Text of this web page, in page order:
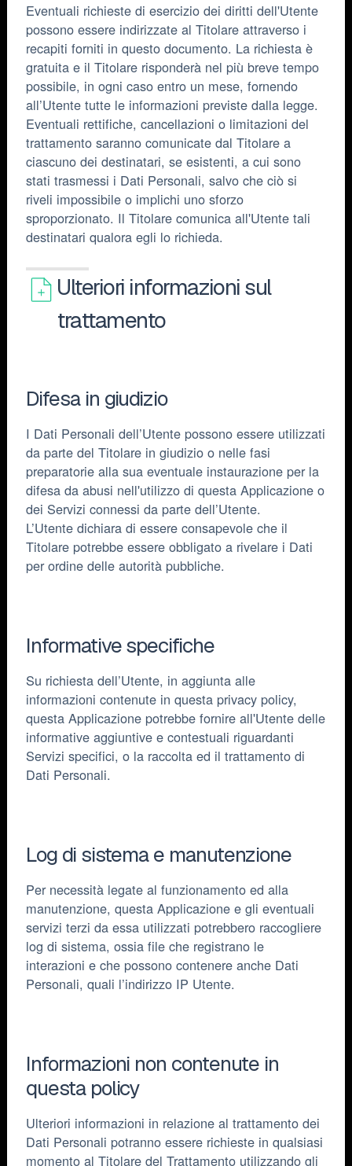
Eventuali richieste di esercizio dei diritti dell'Utente
possono essere indirizzate al Titolare attraverso i
recapiti forniti in questo documento. La richiesta è
gratuita e il Titolare risponderà nel più breve tempo
possibile, in ogni caso entro un mese, fornendo
all’Utente tutte le informazioni previste dalla legge.
Eventuali rettifiche, cancellazioni o limitazioni del
trattamento saranno comunicate dal Titolare a
ciascuno dei destinatari, se esistenti, a cui sono
stati trasmessi i Dati Personali, salvo che ciò si
riveli impossibile o implichi uno sforzo
sproporzionato. Il Titolare comunica all'Utente tali
destinatari qualora egli lo richieda.
Ulteriori informazioni sul
trattamento
Difesa in giudizio
I Dati Personali dell’Utente possono essere utilizzati
da parte del Titolare in giudizio o nelle fasi
preparatorie alla sua eventuale instaurazione per la
difesa da abusi nell'utilizzo di questa Applicazione o
dei Servizi connessi da parte dell’Utente.
L’Utente dichiara di essere consapevole che il
Titolare potrebbe essere obbligato a rivelare i Dati
per ordine delle autorità pubbliche.
Informative specifiche
Su richiesta dell’Utente, in aggiunta alle
informazioni contenute in questa privacy policy,
questa Applicazione potrebbe fornire all'Utente delle
informative aggiuntive e contestuali riguardanti
Servizi specifici, o la raccolta ed il trattamento di
Dati Personali.
Log di sistema e manutenzione
Per necessità legate al funzionamento ed alla
manutenzione, questa Applicazione e gli eventuali
servizi terzi da essa utilizzati potrebbero raccogliere
log di sistema, ossia file che registrano le
interazioni e che possono contenere anche Dati
Personali, quali l’indirizzo IP Utente.
Informazioni non contenute in
questa policy
Ulteriori informazioni in relazione al trattamento dei
Dati Personali potranno essere richieste in qualsiasi
momento al Titolare del Trattamento utilizzando gli